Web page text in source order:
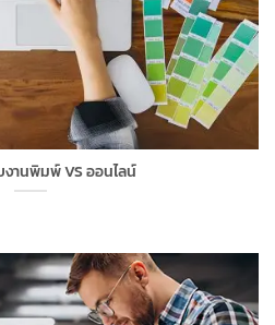
านพิมพ์ VS ออนไลน์